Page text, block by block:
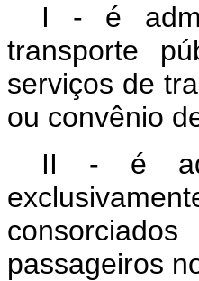
I - é
transporte
serviços de
ou convênio
II - é
passageiros